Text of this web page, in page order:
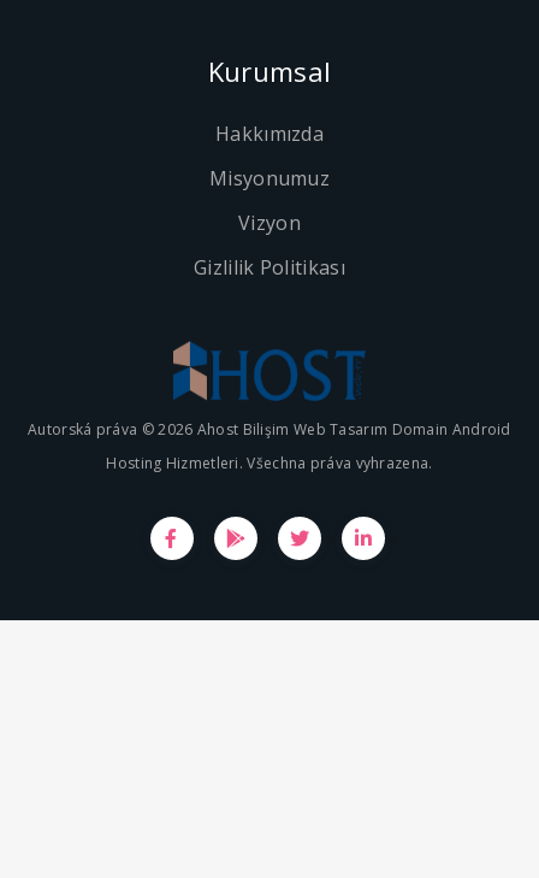
Kurumsal
Hakkımızda
Misyonumuz
Vizyon
Gizlilik Politikası
Autorská práva © 2026 Ahost Bilişim Web Tasarım Domain Android
Hosting Hizmetleri. Všechna práva vyhrazena.